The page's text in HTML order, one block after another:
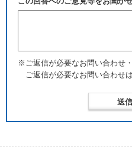
※ご返信が必要なお問い合わせ
ご返信が必要なお問い合わせは